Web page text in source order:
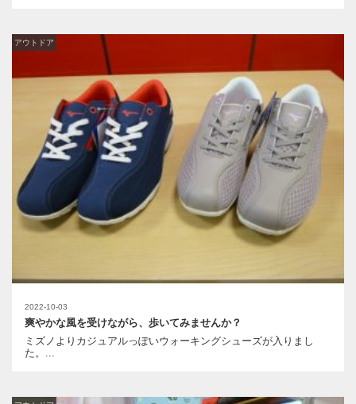
2022-10-03
アウトドア
爽やかな風を受けながら、歩いてみませんか？
ミズノよりカジュアルっぽいウォーキングシューズが入りまし
た。...